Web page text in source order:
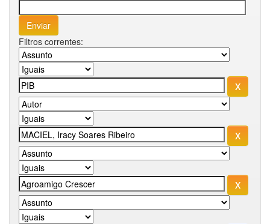
Filtros correntes: